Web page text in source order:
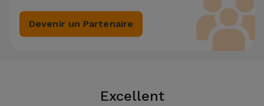
Devenir un Partenaire
Excellent